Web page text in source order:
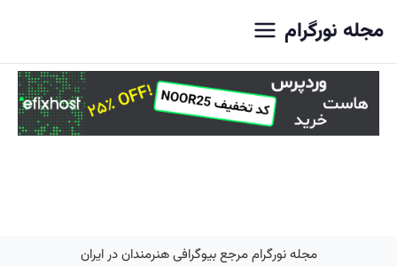
مجله نورگرام
مجله نورگرام مرجع بیوگرافی هنرمندان در ایران